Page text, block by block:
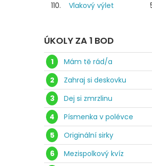
110.
Vlakový výlet
ÚKOLY ZA 1 BOD
1
Mám tě rád/a
2
Zahraj si deskovku
3
Dej si zmrzlinu
4
Písmenka v polévce
5
Originální sirky
6
Mezispolkový kvíz